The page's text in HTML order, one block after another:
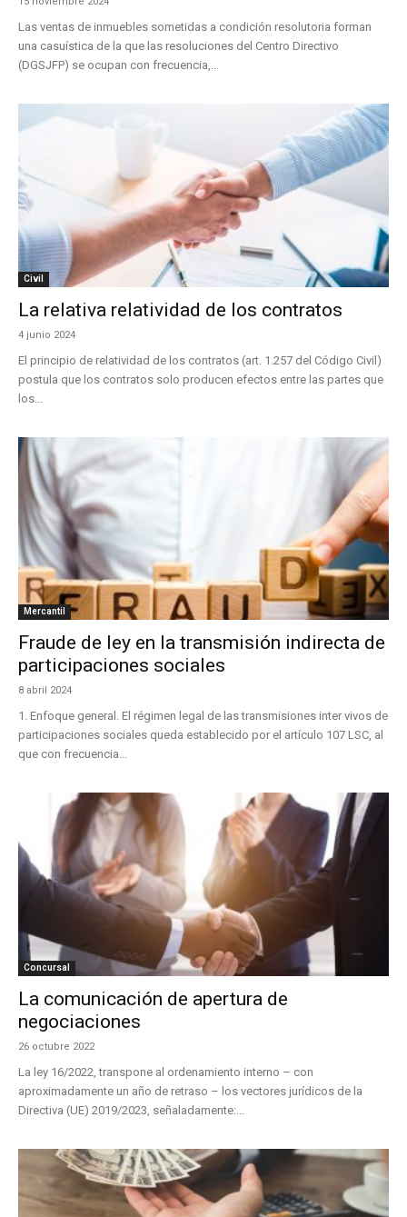
Las ventas de inmuebles sometidas a condición resolutoria forman
una casuística de la que las resoluciones del Centro Directivo
(DGSJFP) se ocupan con frecuencia,...
Civil
La relativa relatividad de los contratos
4 junio 2024
El principio de relatividad de los contratos (art. 1.257 del Código Civil)
postula que los contratos solo producen efectos entre las partes que
los...
Mercantil
Fraude de ley en la transmisión indirecta de
participaciones sociales
8 abril 2024
1. Enfoque general. El régimen legal de las transmisiones inter vivos de
participaciones sociales queda establecido por el artículo 107 LSC, al
que con frecuencia...
Concursal
La comunicación de apertura de
negociaciones
26 octubre 2022
La ley 16/2022, transpone al ordenamiento interno – con
aproximadamente un año de retraso – los vectores jurídicos de la
Directiva (UE) 2019/2023, señaladamente:...